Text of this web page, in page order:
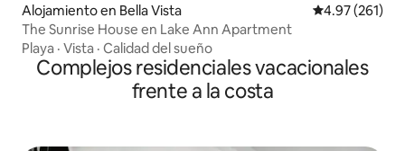
Alojamiento en Bella Vista Calificación
4.97 (261)
The Sunrise House en Lake Ann Apartment
Playa · Vista · Calidad del sueño
Complejos residenciales vacacionales
frente a la costa